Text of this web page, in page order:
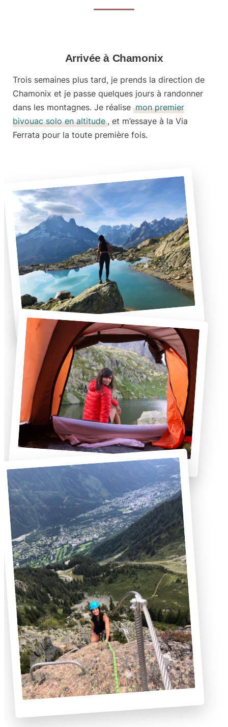
Arrivée à Chamonix
Trois semaines plus tard, je prends la direction de
Chamonix et je passe quelques jours à randonner
dans les montagnes. Je réalise mon premier
bivouac solo en altitude , et m’essaye à la Via
Ferrata pour la toute première fois.